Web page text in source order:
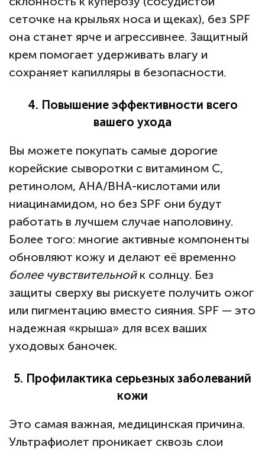
сеточке на крыльях носа и щеках), без SPF
она станет ярче и агрессивнее. Защитный
крем помогает удерживать влагу и
сохраняет капилляры в безопасности.
4. Повышение эффективности всего
вашего ухода
Вы можете покупать самые дорогие
корейские сыворотки с витамином С,
ретинолом, AHA/BHA-кислотами или
ниацинамидом, но без SPF они будут
работать в лучшем случае наполовину.
Более того: многие активные компоненты
обновляют кожу и делают её временно
более чувствительнойк солнцу. Без
защиты сверху вы рискуете получить ожог
или пигментацию вместо сияния. SPF — это
надежная «крыша» для всех ваших
уходовых баночек.
5. Профилактика серьезных заболеваний
кожи
Это самая важная, медицинская причина.
Ультрафиолет проникает сквозь слои